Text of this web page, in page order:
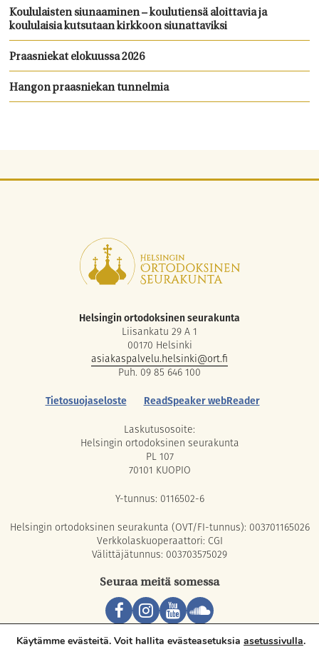
Koululaisten siunaaminen – koulutiensä aloittavia ja
koululaisia kutsutaan kirkkoon siunattaviksi
Praasniekat elokuussa 2026
Hangon praasniekan tunnelmia
Helsingin ortodoksinen seurakunta
Liisankatu 29 A 1
00170 Helsinki
asiakaspalvelu.helsinki@ort.fi
Puh. 09 85 646 100
Tietosuojaseloste
ReadSpeaker webReader
Laskutusosoite:
Helsingin ortodoksinen seurakunta
PL 107
70101 KUOPIO
Y-tunnus: 0116502-6
Helsingin ortodoksinen seurakunta (OVT/FI-tunnus): 003701165026
Verkkolaskuoperaattori: CGI
Välittäjätunnus: 003703575029
Seuraa meitä somessa
Copyright © 2026 Orthodox Parish of Helsinki. All rights reserved.
Käytämme evästeitä. Voit hallita evästeasetuksia asetussivulla.